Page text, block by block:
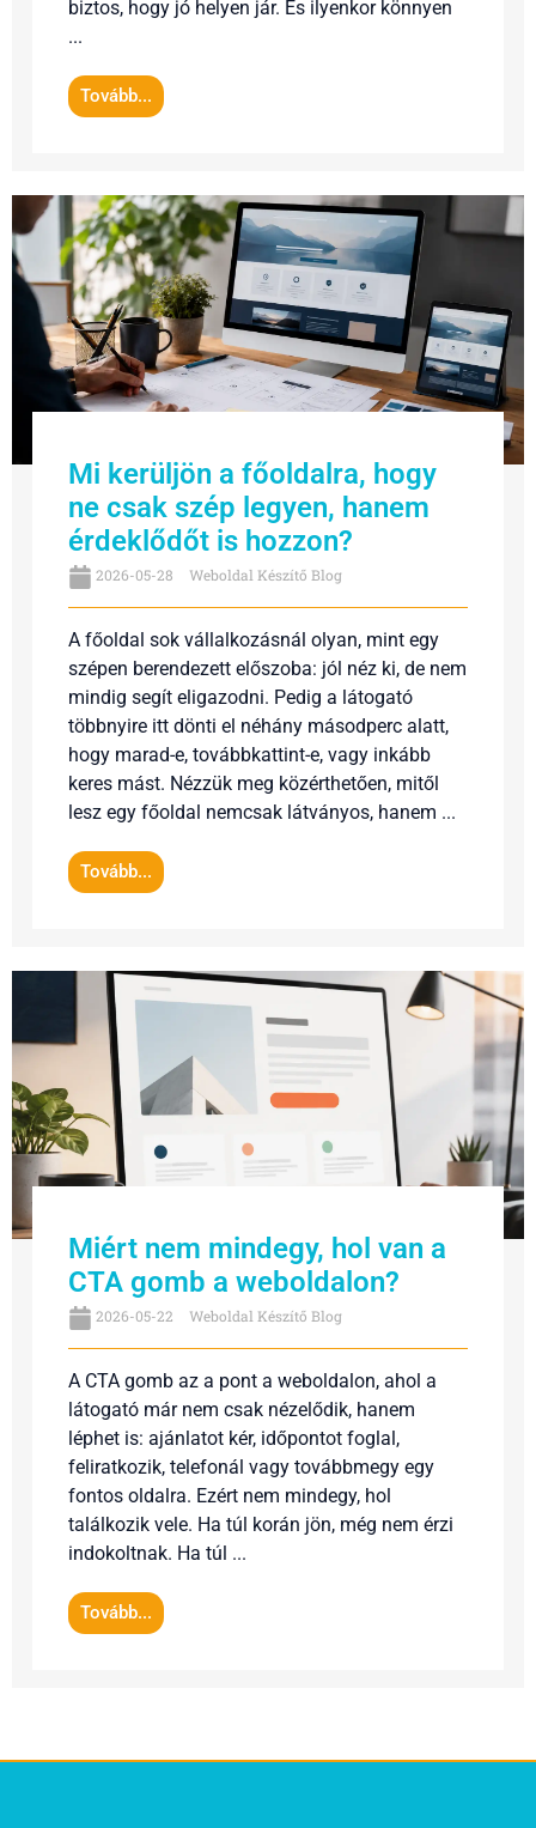
biztos, hogy jó helyen jár. És ilyenkor könnyen
...
Tovább...
Mi kerüljön a főoldalra, hogy
ne csak szép legyen, hanem
érdeklődőt is hozzon?
2026-05-28 Weboldal Készítő Blog
A főoldal sok vállalkozásnál olyan, mint egy
szépen berendezett előszoba: jól néz ki, de nem
mindig segít eligazodni. Pedig a látogató
többnyire itt dönti el néhány másodperc alatt,
hogy marad-e, továbbkattint-e, vagy inkább
keres mást. Nézzük meg közérthetően, mitől
lesz egy főoldal nemcsak látványos, hanem ...
Tovább...
Miért nem mindegy, hol van a
CTA gomb a weboldalon?
2026-05-22 Weboldal Készítő Blog
A CTA gomb az a pont a weboldalon, ahol a
látogató már nem csak nézelődik, hanem
léphet is: ajánlatot kér, időpontot foglal,
feliratkozik, telefonál vagy továbbmegy egy
fontos oldalra. Ezért nem mindegy, hol
találkozik vele. Ha túl korán jön, még nem érzi
indokoltnak. Ha túl ...
Tovább...